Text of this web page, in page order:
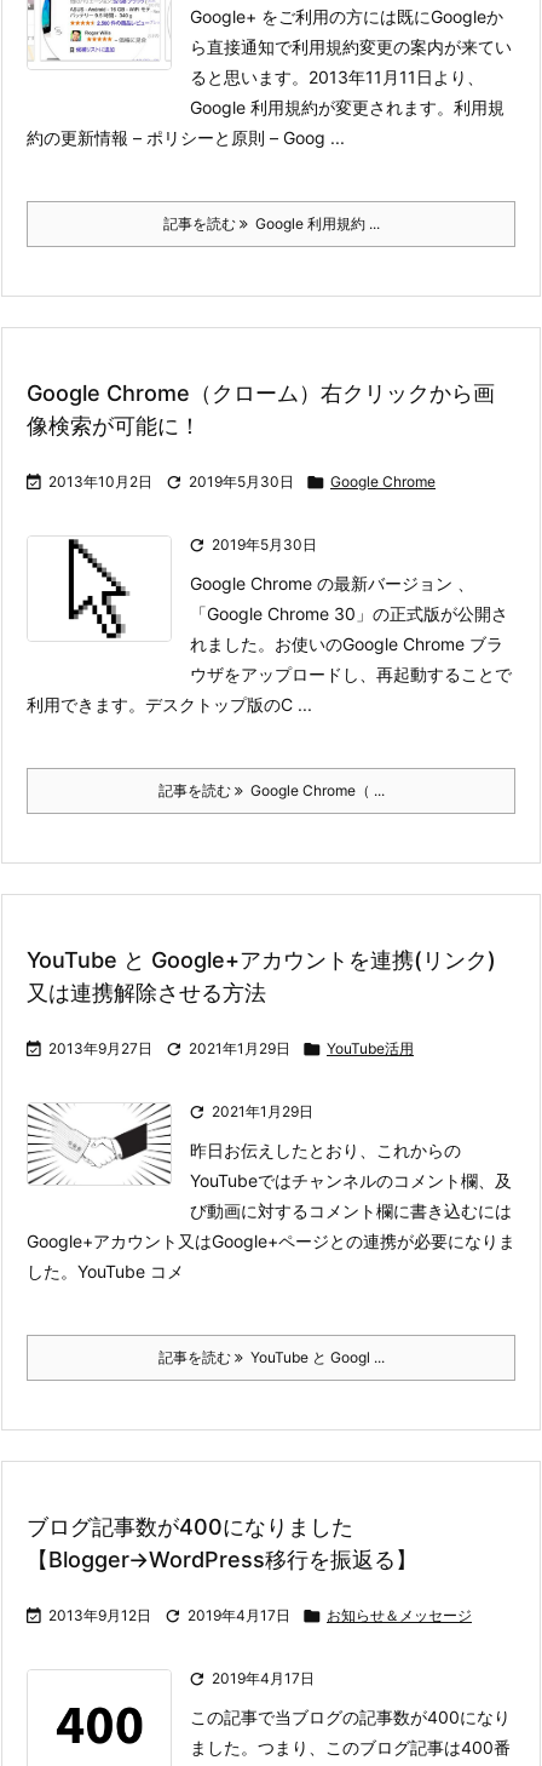
Google+ をご利用の方には既にGoogleか
ら直接通知で利用規約変更の案内が来てい
ると思います。2013年11月11日より、
Google 利用規約が変更されます。利用規
約の更新情報 – ポリシーと原則 – Goog ...
記事を読む Google 利用規約 ...
Google Chrome（クローム）右クリックから画
像検索が可能に！
 2013年10月2日  2019年5月30日  Google Chrome
 2019年5月30日
Google Chrome の最新バージョン 、
「Google Chrome 30」の正式版が公開さ
れました。お使いのGoogle Chrome ブラ
ウザをアップロードし、再起動することで
利用できます。 デスクトップ版のC ...
記事を読む Google Chrome（ ...
YouTube と Google+アカウントを連携(リンク)
又は連携解除させる方法
 2013年9月27日  2021年1月29日  YouTube活用
 2021年1月29日
昨日お伝えしたとおり、これからの
YouTubeではチャンネルのコメント欄、及
び動画に対するコメント欄に書き込むには
Google+アカウント又はGoogle+ページとの連携が必要になりま
した。 YouTube コメ
記事を読む YouTube と Googl ...
ブログ記事数が400になりました
【Blogger→WordPress移行を振返る】
 2013年9月12日  2019年4月17日  お知らせ＆メッセージ
 2019年4月17日
この記事で当ブログの記事数が400になり
ました。つまり、このブログ記事は400番